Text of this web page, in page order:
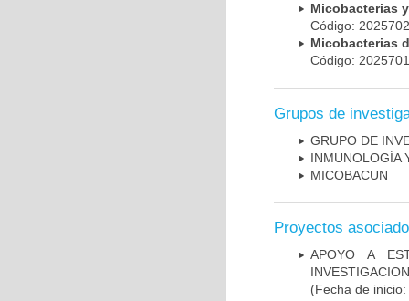
Micobacterias
Código:
Micobacterias
Código:
Grupos de
GRUPO DE
INMUNOLOGÍA
MICOBAC­UN
Proyectos
APOYO A
(Fecha de